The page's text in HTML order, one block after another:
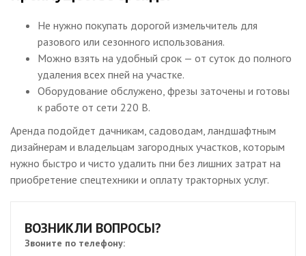
Не нужно покупать дорогой измельчитель для
разового или сезонного использования.
Можно взять на удобный срок — от суток до полного
удаления всех пней на участке.
Оборудование обслужено, фрезы заточены и готовы
к работе от сети 220 В.
Аренда подойдет дачникам, садоводам, ландшафтным
дизайнерам и владельцам загородных участков, которым
нужно быстро и чисто удалить пни без лишних затрат на
приобретение спецтехники и оплату тракторных услуг.
ВОЗНИКЛИ ВОПРОСЫ?
Звоните по телефону: